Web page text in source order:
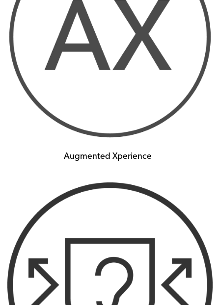
Augmented Xperience